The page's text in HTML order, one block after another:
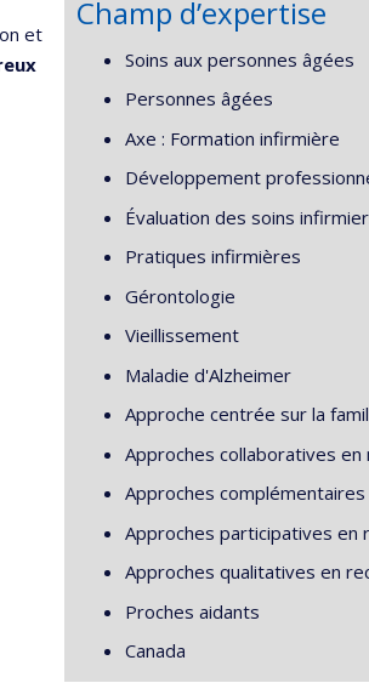
et
Champ d’expertise
Soins aux personnes âgées
Personnes âgées
Axe : Formation infirmière
Développement
Évaluation des soins
Pratiques infirmières
Gérontologie
Vieillissement
Maladie d'Alzheimer
Approche centrée sur la
Approches collaboratives en
Approches
Approches participatives en
Approches qualitatives en
Proches aidants
Canada